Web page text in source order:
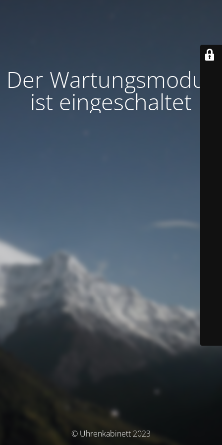
Der Wartungsmodus
ist eingeschaltet
© Uhrenkabinett 2023